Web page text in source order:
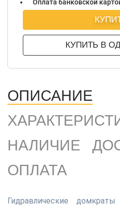
Оплата банковской
КУПИТЬ В
ОПИСАНИЕ
НАЛИЧИЕ
ОПЛАТА
Гидравлические